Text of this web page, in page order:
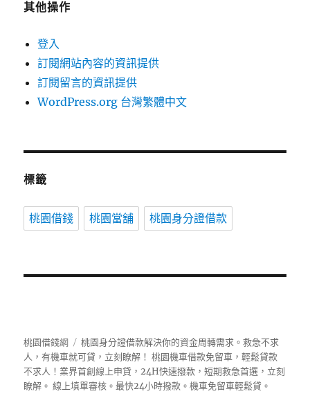
其他操作
登入
訂閱網站內容的資訊提供
訂閱留言的資訊提供
WordPress.org 台灣繁體中文
標籤
桃園借錢 桃園當舖 桃園身分證借款
桃園借錢網
桃園身分證借款解決你的資金周轉需求。救急不求
人，有機車就可貸，立刻瞭解！ 桃園機車借款免留車，輕鬆貸款
不求人！業界首創線上申貸，24H快速撥款，短期救急首選，立刻
瞭解。 線上填單審核。最快24小時撥款。機車免留車輕鬆貸。